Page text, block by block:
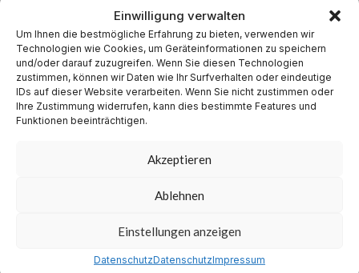
Einwilligung verwalten
Um Ihnen die bestmögliche Erfahrung zu bieten, verwenden wir
Technologien wie Cookies, um Geräteinformationen zu speichern
und/oder darauf zuzugreifen. Wenn Sie diesen Technologien
zustimmen, können wir Daten wie Ihr Surfverhalten oder eindeutige
IDs auf dieser Website verarbeiten. Wenn Sie nicht zustimmen oder
Ihre Zustimmung widerrufen, kann dies bestimmte Features und
Funktionen beeinträchtigen.
Akzeptieren
Ablehnen
Einstellungen anzeigen
DatenschutzDatenschutzImpressum
September 2024
August 2024
Juli 2024
Juni 2024
Mai 2024
November 2023
September 2023